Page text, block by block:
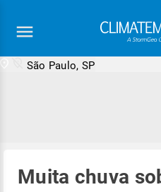
São Paulo, SP
Muita chuva